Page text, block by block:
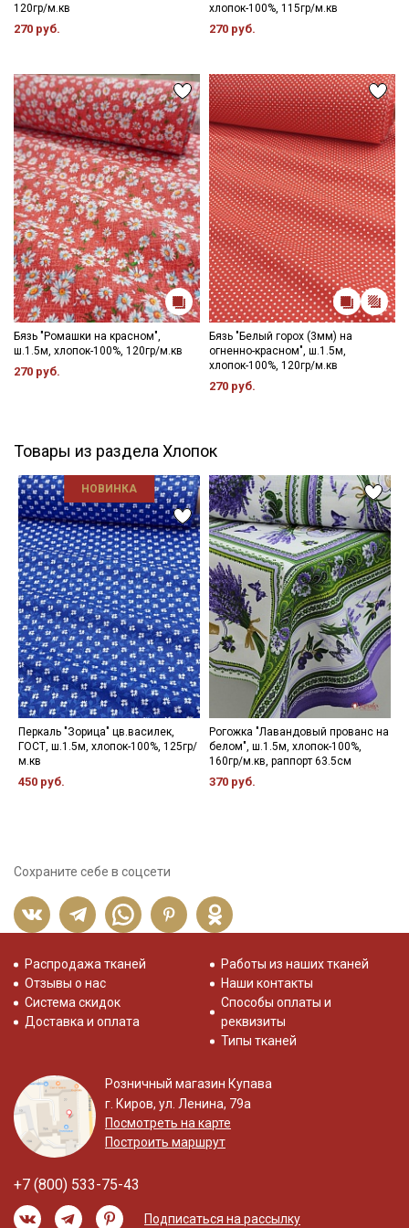
120гр/м.кв
270 руб.
хлопок-100%, 115гр/м.кв
270 руб.
Бязь "Ромашки на красном",
ш.1.5м, хлопок-100%, 120гр/м.кв
270 руб.
Бязь "Белый горох (3мм) на
огненно-красном", ш.1.5м,
хлопок-100%, 120гр/м.кв
270 руб.
Товары из раздела Хлопок
НОВИНКА
Перкаль "Зорица" цв.василек,
ГОСТ, ш.1.5м, хлопок-100%, 125гр/
м.кв
450 руб.
Рогожка "Лавандовый прованс на
белом", ш.1.5м, хлопок-100%,
160гр/м.кв, раппорт 63.5см
370 руб.
Сохраните себе в соцсети
Распродажа тканей
Отзывы о нас
Система скидок
Доставка и оплата
Работы из наших тканей
Наши контакты
Способы оплаты и
реквизиты
Типы тканей
Розничный магазин Купава
г. Киров, ул. Ленина, 79а
Посмотреть на карте
Построить маршрут
+7 (800) 533-75-43
Подписаться на рассылку